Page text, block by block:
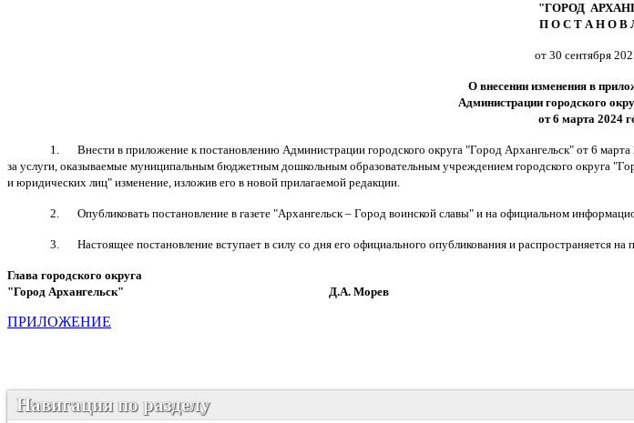
"ГОРОД
П О С Т А Н О В
от 30 сентября
О внесении изменения в
Администрации городского
от 6 марта 2024
1. Внести в приложение к постановлению Администрации городского округа "Город Архангельск" от 6
за услуги, оказываемые муниципальным бюджетным дошкольным образовательным учреждением городского округа
и юридических лиц" изменение, изложив его в новой прилагаемой редакции.
2. Опубликовать постановление в газете "Архангельск – Город воинской славы" и на официальном
3. Настоящее постановлениевступает в силу со дня его официального опубликования и распространяется
Глава городского округа
"Город Архангельск" Д.А. Морев
ПРИЛОЖЕНИЕ
Навигация по разделу